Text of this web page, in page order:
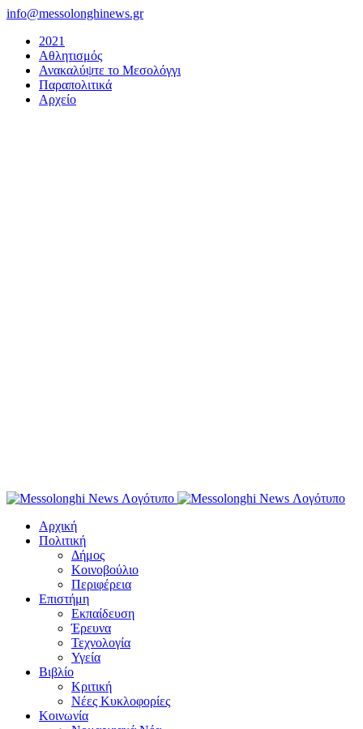
Μετάβαση
περιεχόμενο
info@messolonghinews.gr
2021
Αθλητισμός
Ανακαλύψτε το Μεσολόγγι
Παραπολιτικά
Αρχείο
Αρχική
Πολιτική
Δήμος
Κοινοβούλιο
Περιφέρεια
Επιστήμη
Εκπαίδευση
Έρευνα
Τεχνολογία
Υγεία
Βιβλίο
Κριτική
Νέες Κυκλοφορίες
Κοινωνία